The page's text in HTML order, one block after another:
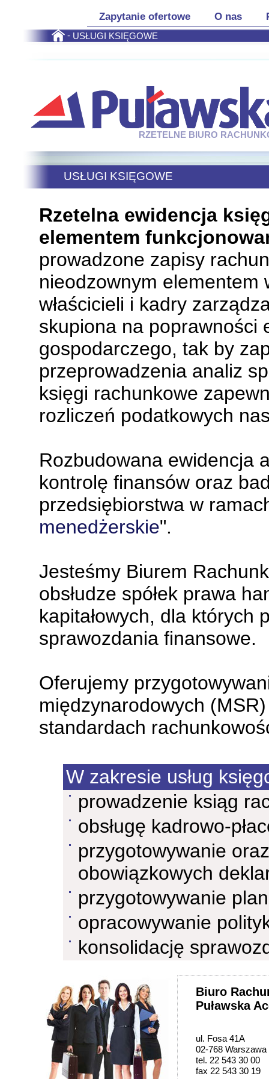
Zapytanie ofertowe
Zapytanie ofertowe
O nas
- USŁUGI KSIĘGOWE
RZETELNE BIURO
USŁUGI KSIĘGOWE
Rzetelna ewidencja
elementem
prowadzone zapisy
nieodzownym elementem
właścicieli i kadry
skupiona na poprawności
gospodarczego, tak by
przeprowadzenia analiz
księgi rachunkowe
rozliczeń podatkowych
Rozbudowana ewidencja
kontrolę finansów oraz
przedsiębiorstwa w
menedżerskie".
Jesteśmy Biurem
obsłudze spółek prawa
kapitałowych, dla których
sprawozdania finansowe.
Oferujemy
międzynarodowych
standardach
W zakresie usług
prowadzenie ksiąg
obsługę kadrowo-
przygotowywanie
obowiązkowych
przygotowywanie
opracowywanie
konsolidację
Biuro
Puławska
ul. Fosa 41A
02-768 Warszawa
tel. 22 543 30 00
fax 22 543 30 19